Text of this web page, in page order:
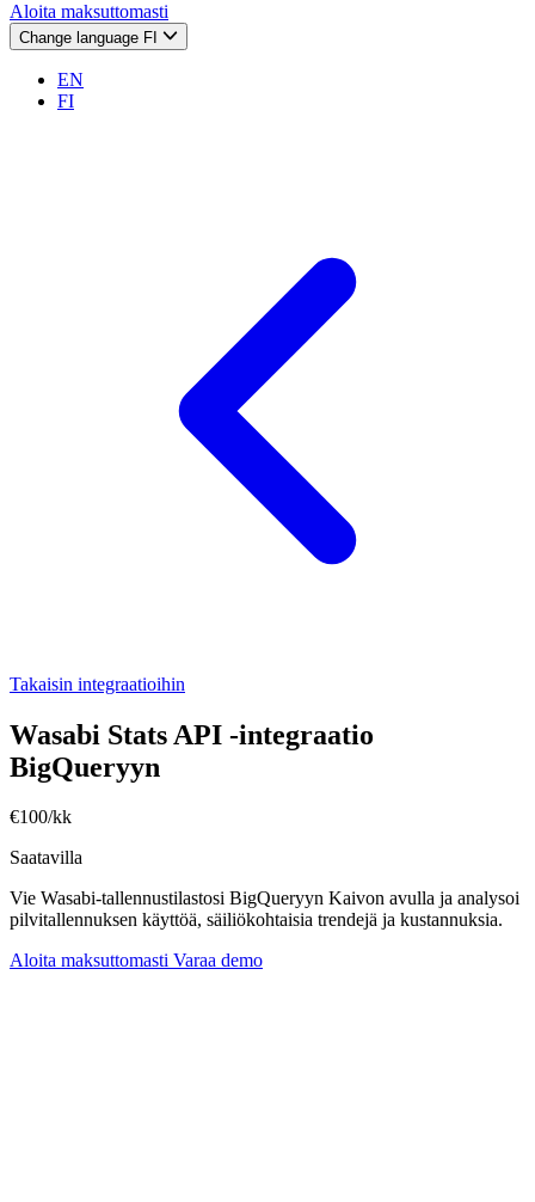
Aloita maksuttomasti
Change language FI
EN
FI
Takaisin integraatioihin
Wasabi Stats API -integraatio
BigQueryyn
€100/kk
Saatavilla
Vie Wasabi-tallennustilastosi BigQueryyn Kaivon avulla ja analysoi
pilvitallennuksen käyttöä, säiliökohtaisia trendejä ja kustannuksia.
Aloita maksuttomasti Varaa demo